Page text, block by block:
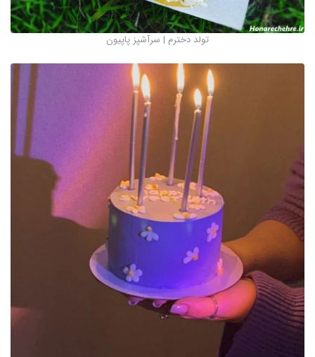
تولد دخترم | سرآشپز پاپیون